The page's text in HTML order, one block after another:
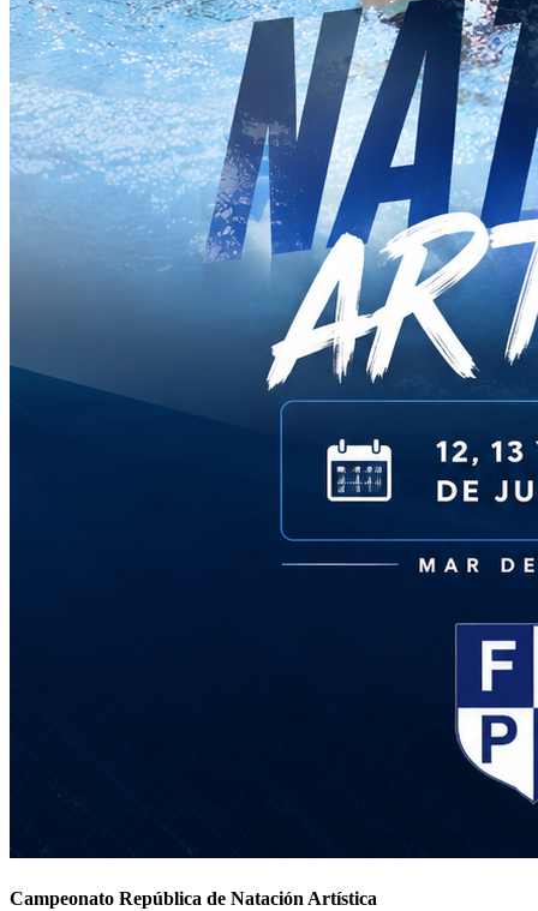
Campeonato República de Natación Artística